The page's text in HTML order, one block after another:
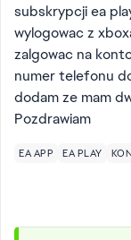
subskrypcji ea
wylogowac z
zalgowac na
numer telefonu
dodam ze mam
Pozdrawiam
EA APP EA PLAY